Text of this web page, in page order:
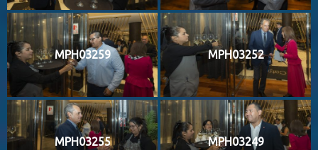
MPH03259 MPH03252
MPH03255 MPH03249